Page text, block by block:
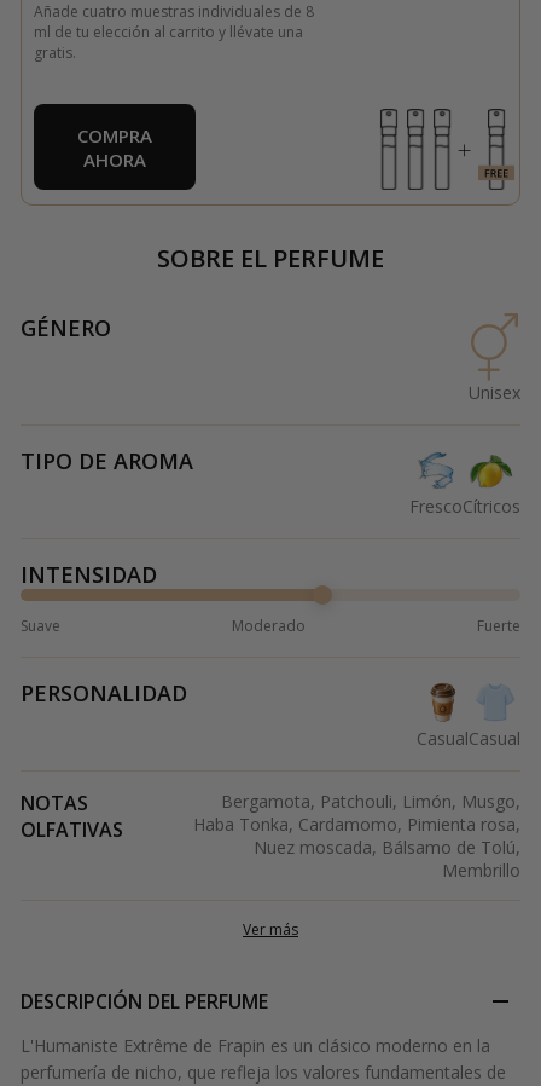
Añade cuatro muestras individuales de 8
ml de tu elección al carrito y llévate una
gratis.
COMPRA
AHORA
SOBRE EL PERFUME
GÉNERO
Unisex
TIPO DE AROMA
FrescoCítricos
INTENSIDAD
Suave Moderado Fuerte
PERSONALIDAD
CasualCasual
NOTAS
OLFATIVAS
Bergamota, Patchouli, Limón, Musgo,
Haba Tonka, Cardamomo, Pimienta rosa,
Nuez moscada, Bálsamo de Tolú,
Membrillo
Ver más
DESCRIPCIÓN DEL PERFUME
L'Humaniste Extrême de Frapin es un clásico moderno en la
perfumería de nicho, que refleja los valores fundamentales de